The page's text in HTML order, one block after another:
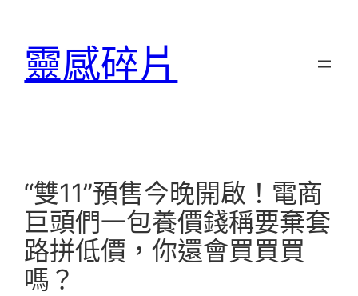
靈感碎片
“雙11”預售今晚開啟！電商
巨頭們一包養價錢稱要棄套
路拼低價，你還會買買買
嗎？